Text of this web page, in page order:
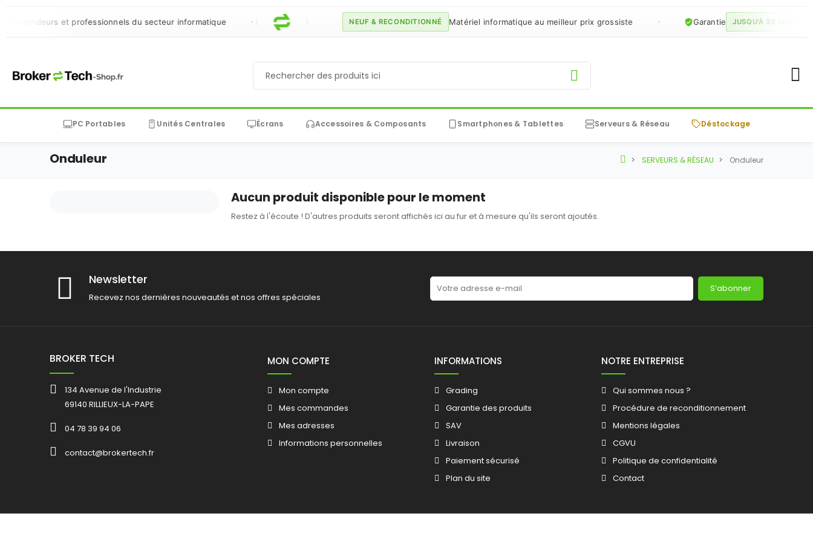
revendeurs et professionnels du secteur informatique NEUF & RECONDITIONNÉ Matériel informatique au meilleur prix grossiste Garantie JUSQU'À 36 MOIS
PC Portables Unités Centrales Écrans Accessoires & Composants Smartphones & Tablettes Serveurs & Réseau Déstockage
Onduleur SERVEURS & RÉSEAU Onduleur
Aucun produit disponible pour le moment
Restez à l'écoute ! D'autres produits seront affichés ici au fur et à mesure qu'ils seront ajoutés.
Newsletter
Recevez nos dernières nouveautés et nos offres spéciales
S’abonner
BROKER TECH
134 Avenue de l'Industrie
69140 RILLIEUX-LA-PAPE
04 78 39 94 06
contact@brokertech.fr
MON COMPTE
Mon compte
Mes commandes
Mes adresses
Informations personnelles
INFORMATIONS
Grading
Garantie des produits
SAV
Livraison
Paiement sécurisé
Plan du site
NOTRE ENTREPRISE
Qui sommes nous ?
Procédure de reconditionnement
Mentions légales
CGVU
Politique de confidentialité
Contact